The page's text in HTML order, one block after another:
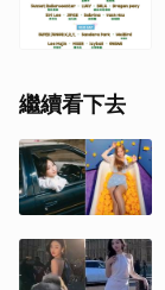
繼續看下去